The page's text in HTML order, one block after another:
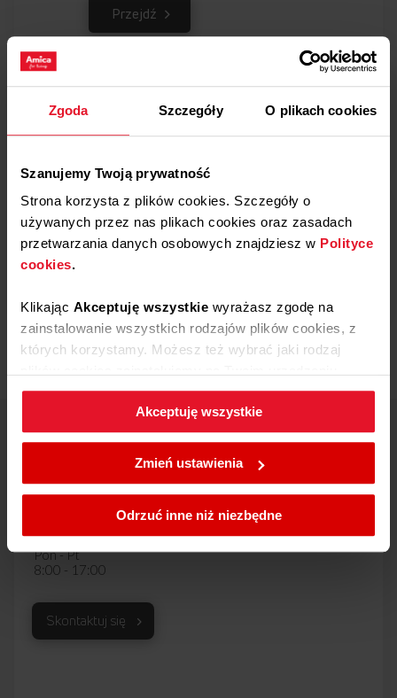
Zgoda Szczegóły O plikach cookies
Szanujemy Twoją prywatność
Strona korzysta z plików cookies. Szczegóły o
używanych przez nas plikach cookies oraz zasadach
przetwarzania danych osobowych znajdziesz w Polityce
cookies.
Klikając Akceptuję wszystkie wyrażasz zgodę na
zainstalowanie wszystkich rodzajów plików cookies, z
których korzystamy. Możesz też wybrać jaki rodzaj
klikającZmień ustawienia.
W każdej chwili możesz zmienić wybrane przez Ciebie
ustawienia plików cookies wchodząc w zakładkę
Akceptuję wszystkie
Zmień ustawienia
Odrzuć inne niż niezbędne
Przejdź
Przejdź
Napisz do działu obsługi klienta i uzyskaj
pomoc
Centrum wsparcia Amica
67 22 22 148
Koszt wg stawki
Pon - Pt
8:00 - 17:00
Skontaktuj się